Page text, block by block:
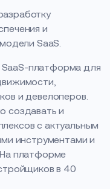
и
SaaS.
платформа для
и девелоперов.
создавать и
с актуальным
инструментами и
На платформе
в 40